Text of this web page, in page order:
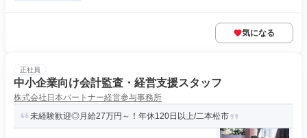
気になる
正社員
中小企業向け会計監査・経営支援スタッフ
株式会社日本パートナー経営参与事務所
未経験歓迎◎月給27万円～！年休120日以上/二本松市